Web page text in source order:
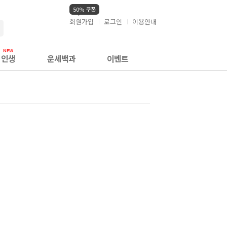
50% 쿠폰
회원가입 로그인 이용안내
인생 운세백과 이벤트